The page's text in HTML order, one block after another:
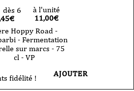
dès 6
à l'unité
11,00€
Hoppy Road -
- Fermentation
sur marcs - 75
cl - VP
fidélité ! AJOUTER